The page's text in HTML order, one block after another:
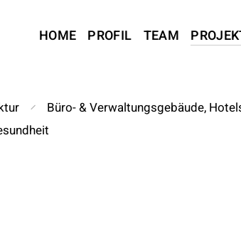
HOME PROFIL TEAM
Büro- & Verwaltungsgebäude,